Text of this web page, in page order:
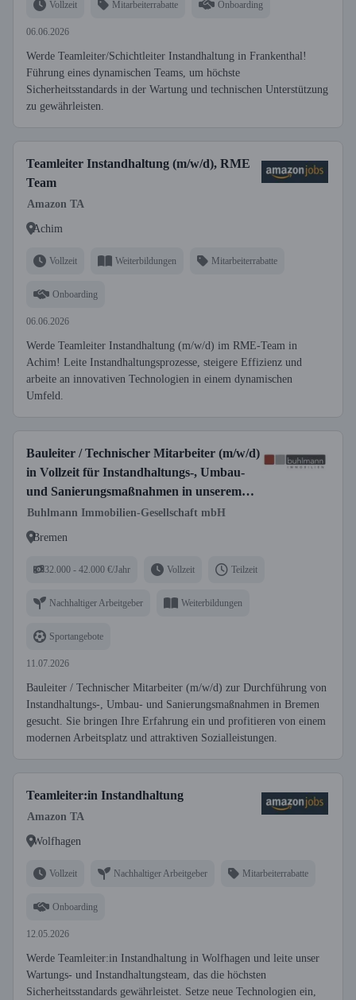
Vollzeit Mitarbeiterrabatte Onboarding
06.06.2026
Werde Teamleiter/Schichtleiter Instandhaltung in Frankenthal!
Führung eines dynamischen Teams, um höchste
Sicherheitsstandards in der Wartung und technischen Unterstützung
zu gewährleisten.
Teamleiter Instandhaltung (m/w/d), RME
Team
Amazon TA
Achim
Vollzeit Weiterbildungen Mitarbeiterrabatte
Onboarding
06.06.2026
Werde Teamleiter Instandhaltung (m/w/d) im RME-Team in
Achim! Leite Instandhaltungsprozesse, steigere Effizienz und
arbeite an innovativen Technologien in einem dynamischen
Umfeld.
Bauleiter / Technischer Mitarbeiter (m/w/d)
in Vollzeit für Instandhaltungs-, Umbau-
und Sanierungsmaßnahmen in unserem
eigenen Immobilienbestand
Buhlmann Immobilien-Gesellschaft mbH
Bremen
32.000 - 42.000 €/Jahr Vollzeit Teilzeit
Nachhaltiger Arbeitgeber Weiterbildungen
Sportangebote
11.07.2026
Bauleiter / Technischer Mitarbeiter (m/w/d) zur Durchführung von
Instandhaltungs-, Umbau- und Sanierungsmaßnahmen in Bremen
gesucht. Sie bringen Ihre Erfahrung ein und profitieren von einem
modernen Arbeitsplatz und attraktiven Sozialleistungen.
Teamleiter:in Instandhaltung
Amazon TA
Wolfhagen
Vollzeit Nachhaltiger Arbeitgeber Mitarbeiterrabatte
Onboarding
12.05.2026
Werde Teamleiter:in Instandhaltung in Wolfhagen und leite unser
Wartungs- und Instandhaltungsteam, das die höchsten
Sicherheitsstandards gewährleistet. Setze neue Technologien ein,